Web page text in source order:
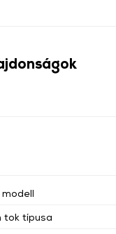
tok típusa